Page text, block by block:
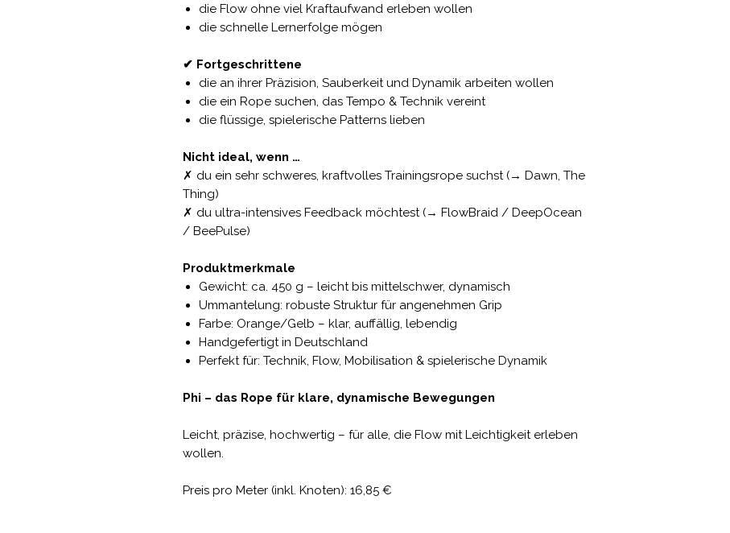
die Flow ohne viel Kraftaufwand erleben wollen
die schnelle Lernerfolge mögen
✔ Fortgeschrittene
die an ihrer Präzision, Sauberkeit und Dynamik arbeiten wollen
die ein Rope suchen, das Tempo & Technik vereint
die flüssige, spielerische Patterns lieben
Nicht ideal, wenn …
✗ du ein sehr schweres, kraftvolles Trainingsrope suchst (→ Dawn, The
Thing)
✗ du ultra-intensives Feedback möchtest (→ FlowBraid / DeepOcean
/ BeePulse)
Produktmerkmale
Gewicht: ca. 450 g – leicht bis mittelschwer, dynamisch
Ummantelung: robuste Struktur für angenehmen Grip
Farbe: Orange/Gelb – klar, auffällig, lebendig
Handgefertigt in Deutschland
Perfekt für: Technik, Flow, Mobilisation & spielerische Dynamik
Phi – das Rope für klare, dynamische Bewegungen
Leicht, präzise, hochwertig – für alle, die Flow mit Leichtigkeit erleben
wollen.
Preis pro Meter (inkl. Knoten): 16,85 €